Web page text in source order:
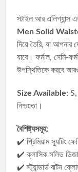
স্টাইল আর এলিগ্যান্স
Men Solid
দিয়ে তৈরি, যা আপনার
যাবে। ফর্মাল, সেমি-
উপস্থিতিকে করবে
Size Available:
নিশ্চয়তা।
বৈশিষ্ট্যসমূহ:
✔️ প্রিমিয়াম স্যুটিং
✔️ ক্লাসিক সলিড
✔️ স্ট্যান্ডার্ড বাটন